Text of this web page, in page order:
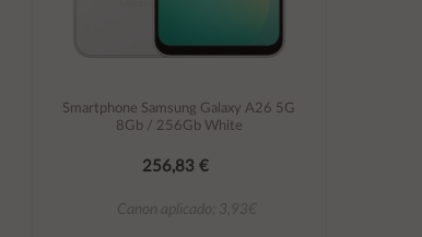
Smartphone Samsung Galaxy A26 5G
8Gb / 256Gb White
256,83 €
Canon aplicado: 3,93€